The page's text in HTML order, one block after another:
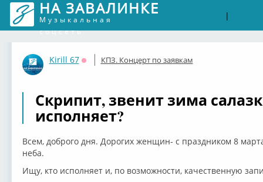
НА ЗАВАЛИНКЕ
Музыкальная
соцсеть
|
Kirill 67
Оффлайн
КПЗ. Концерт по заявкам
Скрипит, звенит зима
исполняет?
Всем, доброго дня. Дорогих женщин- с праздником 8
неба.
Ищу, кто исполняет и, по возможности, качественную